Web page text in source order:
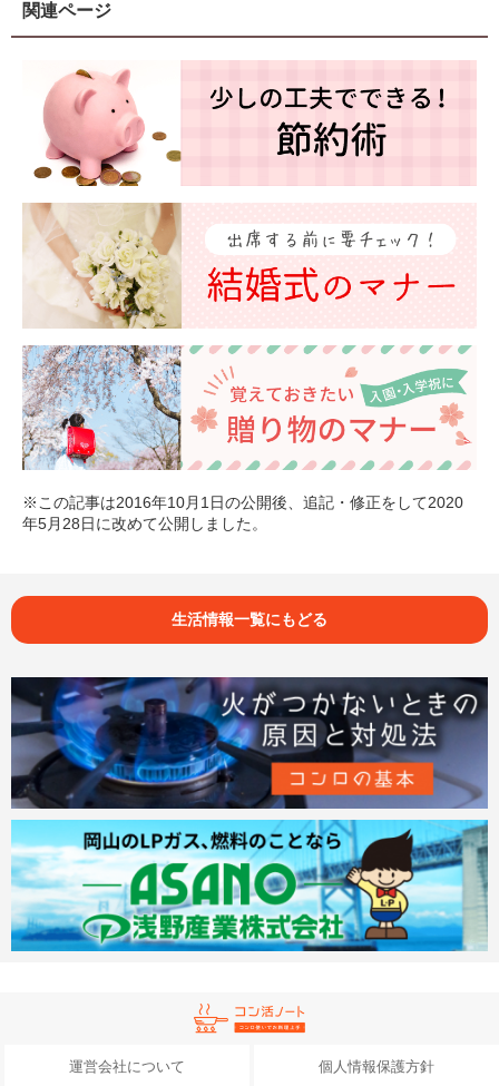
関連ページ
※この記事は2016年10月1日の公開後、追記・修正をして2020
年5月28日に改めて公開しました。
生活情報一覧にもどる
運営会社について 個人情報保護方針